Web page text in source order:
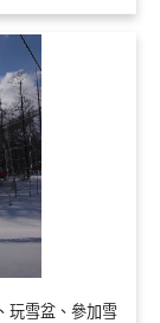
玩雪盆、參加雪